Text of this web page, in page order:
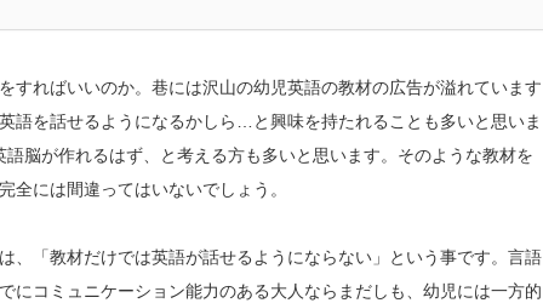
すればいいのか。巷には沢山の幼児英語の教材の広告が溢れています
語を話せるようになるかしら…と興味を持たれることも多いと思いま
脳が作れるはず、と考える方も多いと思います。そのような教材を
全には間違ってはいないでしょう。
、「教材だけでは英語が話せるようにならない」という事です。言語
にコミュニケーション能力のある大人ならまだしも、幼児には一方的